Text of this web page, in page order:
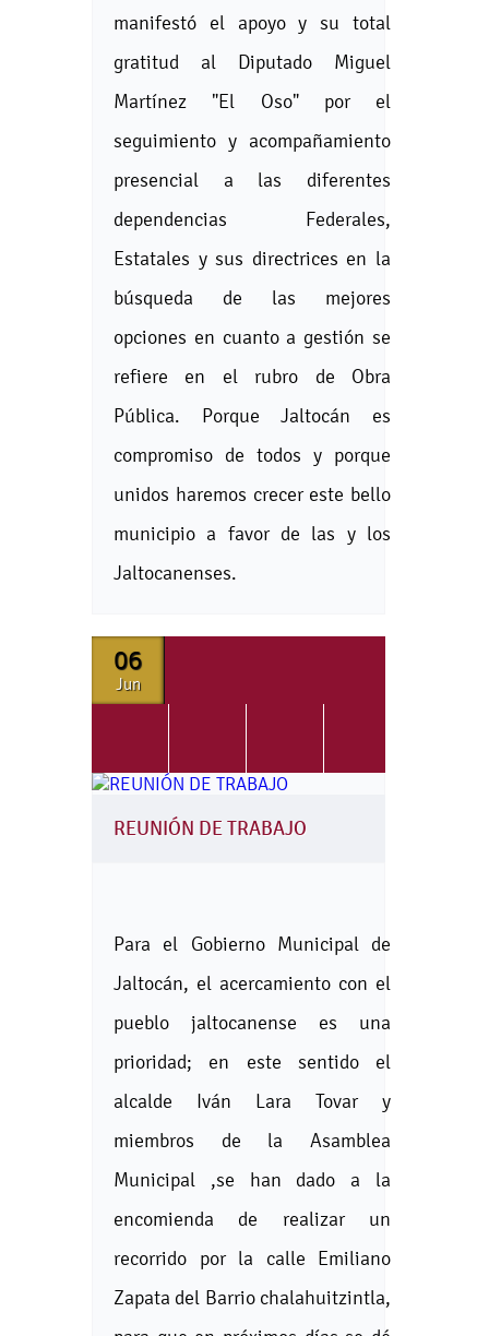
manifestó el apoyo y su total
gratitud al Diputado Miguel
Martínez "El Oso" por el
seguimiento y acompañamiento
presencial a las diferentes
dependencias Federales,
Estatales y sus directrices en la
búsqueda de las mejores
opciones en cuanto a gestión se
refiere en el rubro de Obra
Pública. Porque Jaltocán es
compromiso de todos y porque
unidos haremos crecer este bello
municipio a favor de las y los
Jaltocanenses.
06
Jun
REUNIÓN DE TRABAJO
Para el Gobierno Municipal de
Jaltocán, el acercamiento con el
pueblo jaltocanense es una
prioridad; en este sentido el
alcalde Iván Lara Tovar y
miembros de la Asamblea
Municipal ,se han dado a la
encomienda de realizar un
recorrido por la calle Emiliano
Zapata del Barrio chalahuitzintla,